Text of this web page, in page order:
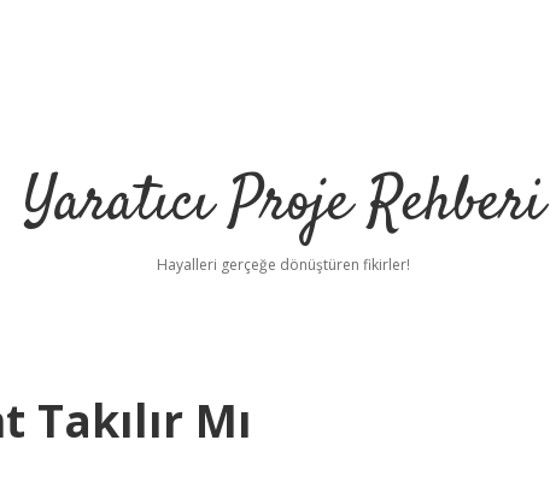
Yaratıcı Proje Rehberi
Hayalleri gerçeğe dönüştüren fikirler!
Takılır Mı